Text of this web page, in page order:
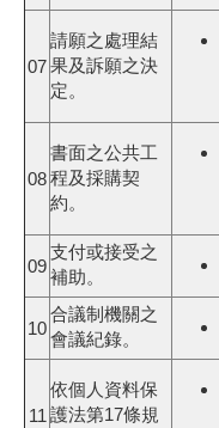
07
請願之處理結
果及訴願之決
定。
08
書面之公共工
程及採購契
約。
09
支付或接受之
補助。
10
合議制機關之
會議紀錄。
11
依個人資料保
護法第17條規